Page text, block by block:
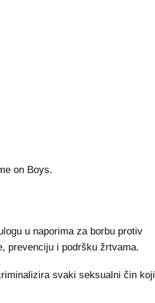
on Boys.
u naporima za borbu protiv
prevenciju i podršku žrtvama.
svaki seksualni čin koji